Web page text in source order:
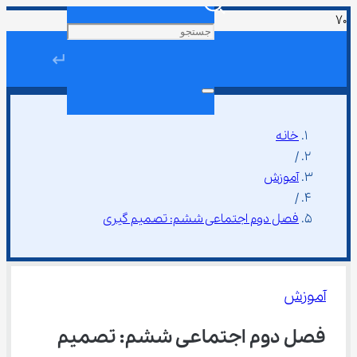
↵
خانه
/
آموزش
/
فصل دوم اجتماعی ششم: تصمیم گیری
آموزش
فصل دوم اجتماعی ششم: تصمیم